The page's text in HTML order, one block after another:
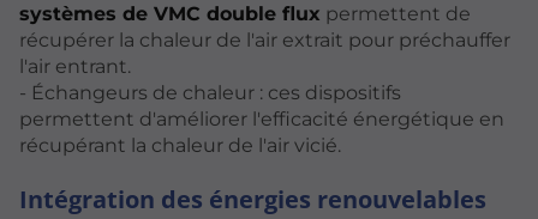
systèmes de VMC double flux permettent de
récupérer la chaleur de l'air extrait pour préchauffer
l'air entrant.
- Échangeurs de chaleur : ces dispositifs
permettent d'améliorer l'efficacité énergétique en
récupérant la chaleur de l'air vicié.
Intégration des énergies renouvelables